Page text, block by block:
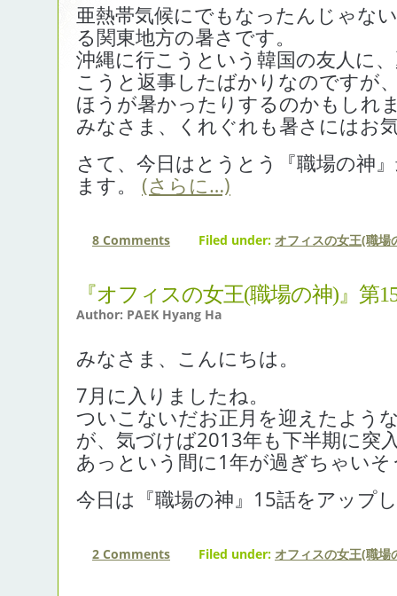
亜熱帯気候にでもなったんじゃな
る関東地方の暑さです。
沖縄に行こうという韓国の友人に
こうと返事したばかりなのですが
ほうが暑かったりするのかもしれ
みなさま、くれぐれも暑さにはお
さて、今日はとうとう『職場の神
ます。 (さらに…)
8 Comments Filed under: オフィスの女王(職場
『オフィスの女王(職場の神)』第
Author: PAEK Hyang Ha
みなさま、こんにちは。
7月に入りましたね。
ついこないだお正月を迎えたよう
が、気づけば2013年も下半期に突
あっという間に1年が過ぎちゃい
今日は『職場の神』15話をアップ
2 Comments Filed under: オフィスの女王(職場